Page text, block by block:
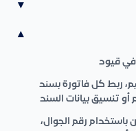
▾
▾
في قيود
ربط كل فاتورة بسند
تنسيق بيانات السند
باستخدام رقم الجوال،